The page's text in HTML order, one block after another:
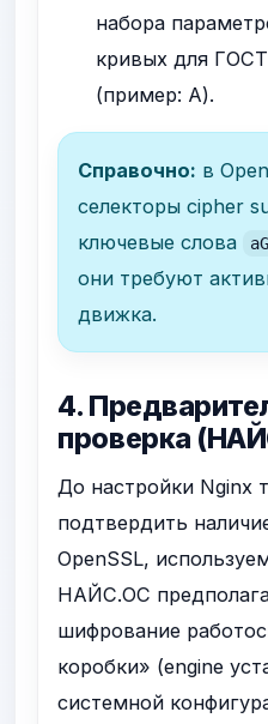
набора
кривых для ГОСТ
(пример: A).
Справочно: в
селекторы cipher
ключевые слова
они требуют
движка.
4.
проверка
До настройки Nginx
подтвердить
OpenSSL,
НАЙС.ОС
шифрование
коробки» (engine
системной